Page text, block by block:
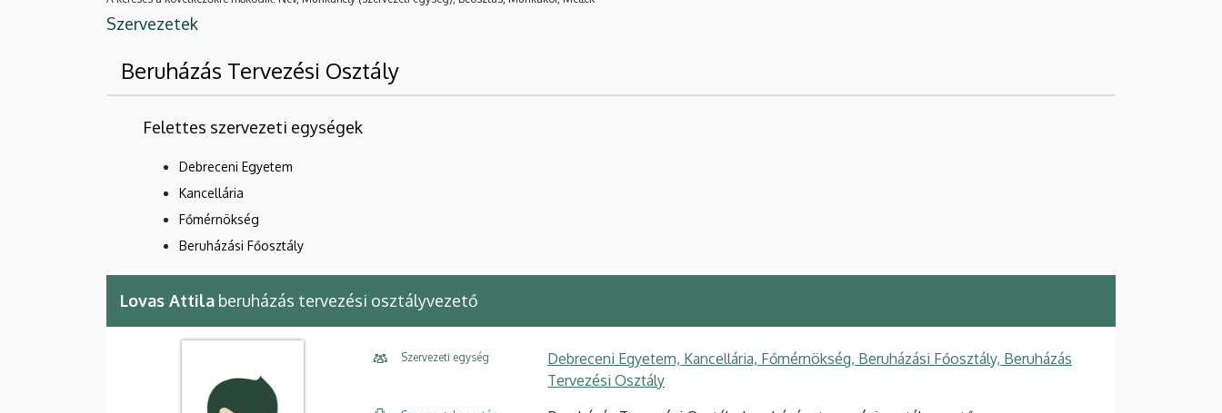
Szervezetek
Beruházás Tervezési Osztály
Felettes szervezeti egységek
Debreceni Egyetem
Kancellária
Főmérnökség
Beruházási Főosztály
Lovas Attila beruházás tervezési osztályvezető
Szervezeti egység
Debreceni Egyetem, Kancellária, Főmérnökség, Beruházási Főosztály, Beruházás
Tervezési Osztály